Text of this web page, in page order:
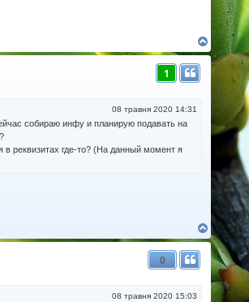
о
г
1
08 травня 2020 14:31
собираю инфу и планирую подавать на
в реквизитах где-то? (На данный момент я
Д
о
г
о
р
и
0
08 травня 2020 15:03